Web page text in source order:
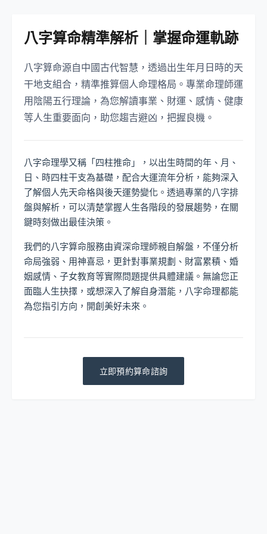
八字算命精準解析｜掌握命運軌跡
八字算命源自中國古代智慧，透過出生年月日時的天
干地支組合，精準推算個人命理格局。專業命理師運
用陰陽五行理論，為您解讀事業、財運、感情、健康
等人生重要面向，助您趨吉避凶，把握良機。
八字命理學又稱「四柱推命」，以出生時間的年、月、
日、時四柱干支為基礎，配合大運流年分析，能夠深入
了解個人先天命格與後天運勢變化。透過專業的八字排
盤與解析，可以清楚掌握人生各階段的發展趨勢，在關
鍵時刻做出最佳決策。
我們的八字算命服務由資深命理師親自解盤，不僅分析
命局強弱、用神喜忌，更針對事業規劃、財富累積、婚
姻感情、子女教育等實際問題提供具體建議。無論您正
面臨人生抉擇，或想深入了解自身潛能，八字命理都能
為您指引方向，開創美好未來。
立即預約算命諮詢